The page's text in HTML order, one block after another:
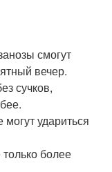
смогут
вечер.
сучков,
удариться
только более